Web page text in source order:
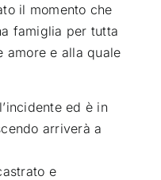
il momento che
famiglia per tutta
amore e alla quale
ed è in
arriverà a
e